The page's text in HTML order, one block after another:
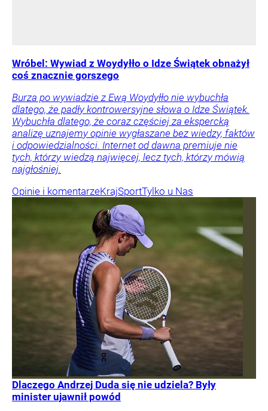
Wróbel: Wywiad z Woydyłło o Idze Świątek obnażył
coś znacznie gorszego
Burza po wywiadzie z Ewą Woydyłło nie wybuchła
dlatego, że padły kontrowersyjne słowa o Idze Świątek.
Wybuchła dlatego, że coraz częściej za ekspercką
analizę uznajemy opinie wygłaszane bez wiedzy, faktów
i odpowiedzialności. Internet od dawna premiuje nie
tych, którzy wiedzą najwięcej, lecz tych, którzy mówią
najgłośniej.
Opinie i komentarzeKrajSportTylko u Nas
Dlaczego Andrzej Duda się nie udziela? Były
minister ujawnił powód